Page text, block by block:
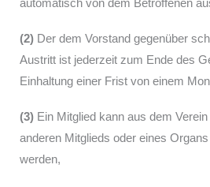
automatisch von dem Betroffenen
(2) Der dem Vorstand gegenüber
Austritt ist jederzeit zum Ende des
Einhaltung einer Frist von einem
(3) Ein Mitglied kann aus dem
anderen Mitglieds oder eines
werden,